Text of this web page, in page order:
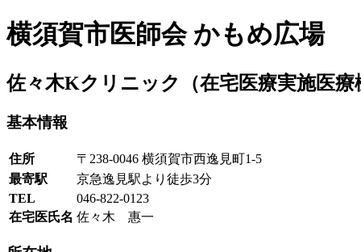
横須賀市医師会 かもめ広場
佐々木Kクリニック （在宅医療実施医
基本情報
住所
〒238-0046 横須賀市西逸見町1-5
最寄駅
京急逸見駅より徒歩3分
TEL
046-822-0123
在宅医氏名 佐々木 惠一